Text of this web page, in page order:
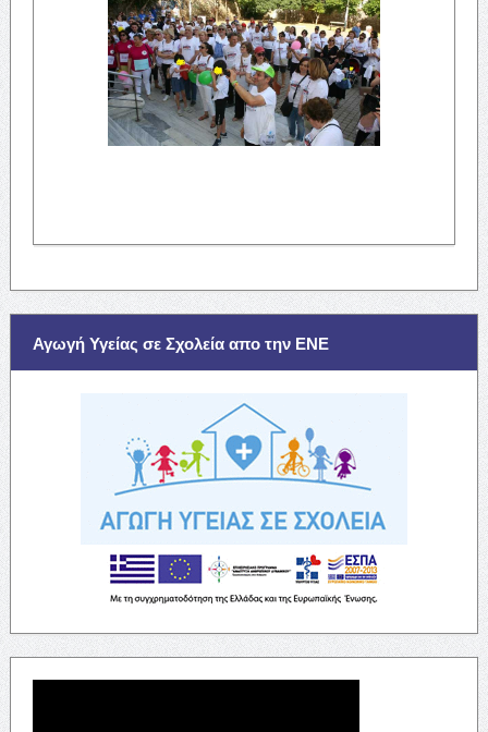
Αγωγή Υγείας σε Σχολεία απο την ΕΝΕ